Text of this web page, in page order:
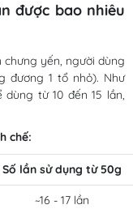
được bao nhiêu
yến, người dùng
đương 1 tổ nhỏ). Như
từ 10 đến 15 lần,
chế:
Số lần sử dụng từ 50g
~16 - 17 lần